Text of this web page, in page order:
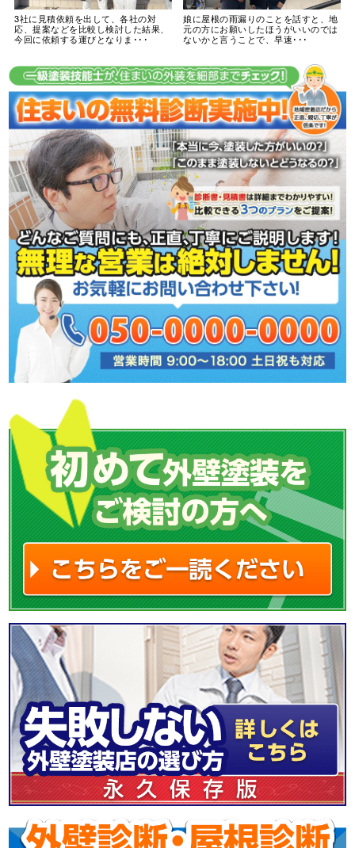
3社に見積依頼を出して、各社の対
応、提案などを比較し検討した結果、
今回に依頼する運びとなりま･･･
娘に屋根の雨漏りのことを話すと、地
元の方にお願いしたほうがいいのでは
ないかと言うことで、早速･･･